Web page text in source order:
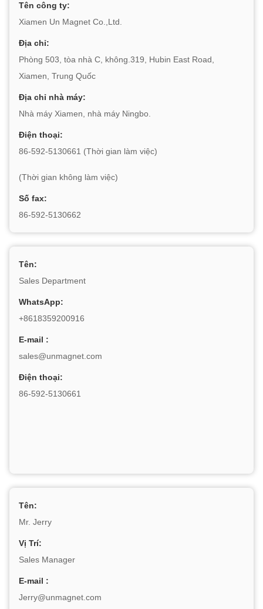
Tên công ty:
Xiamen Un Magnet Co.,Ltd.
Địa chỉ:
Phòng 503, tòa nhà C, không.319, Hubin East Road,
Xiamen, Trung Quốc
Địa chỉ nhà máy:
Nhà máy Xiamen, nhà máy Ningbo.
Điện thoại:
86-592-5130661 (Thời gian làm việc)
(Thời gian không làm việc)
Số fax:
86-592-5130662
Tên:
Sales Department
WhatsApp:
+8618359200916
E-mail :
sales@unmagnet.com
Điện thoại:
86-592-5130661
Tên:
Mr. Jerry
Vị Trí:
Sales Manager
E-mail :
Jerry@unmagnet.com